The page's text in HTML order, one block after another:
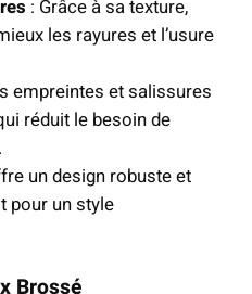
: Grâce à sa texture,
les rayures et l’usure
empreintes et salissures
réduit le besoin de
un design robuste et
pour un style
Brossé